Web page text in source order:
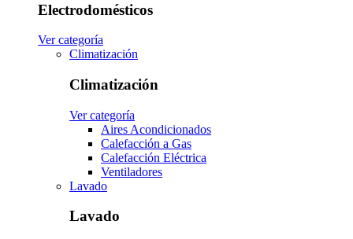
Electrodomésticos
Ver categoría
Climatización
Climatización
Ver categoría
Aires Acondicionados
Calefacción a Gas
Calefacción Eléctrica
Ventiladores
Lavado
Lavado